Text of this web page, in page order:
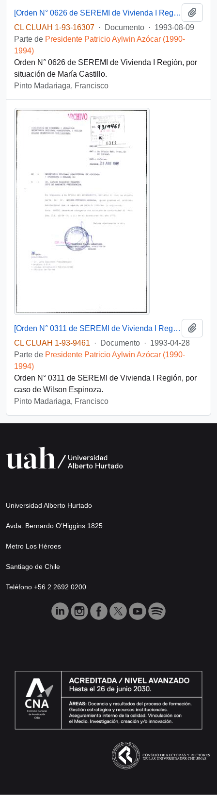
[Orden N° 0626 de SEREMI de Vivienda I Región]
CL CLUAH 1-93-16307 · Documento · 1993-08-09
Parte de Presidente Patricio Aylwin Azócar (1990-
1994)
Orden N° 0626 de SEREMI de Vivienda I Región, por
situación de María Castillo.
Pinto Madariaga, Francisco
[Orden N° 0311 de SEREMI de Vivienda I Región]
CL CLUAH 1-93-9461
· Documento · 1993-04-28
Parte de Presidente Patricio Aylwin Azócar (1990-
1994)
Orden N° 0311 de SEREMI de Vivienda I Región, por
caso de Wilson Espinoza.
Pinto Madariaga, Francisco
Universidad Alberto Hurtado
Avda. Bernardo O’Higgins 1825
Metro Los Héroes
Santiago de Chile
Teléfono +56 2 2692 0200